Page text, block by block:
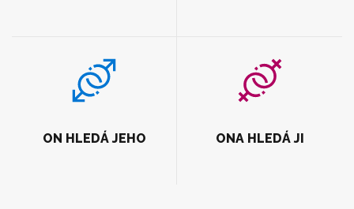
ON HLEDÁ JEHO ONA HLEDÁ JI